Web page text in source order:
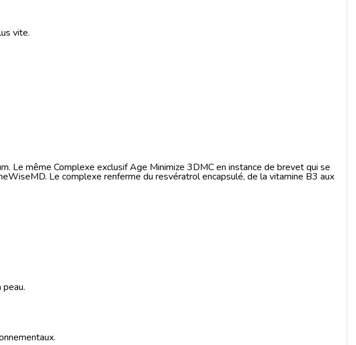
vite.
Le même Complexe exclusif Age Minimize 3DMC en instance de brevet qui se
Le complexe renferme du resvératrol encapsulé, de la vitamine B3 aux